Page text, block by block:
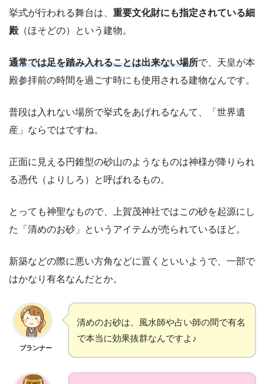
挙式が行われる舞台は、 重要文化財にも指定されている細
殿（ほそどの）という建物。
通常では足を踏み入れることは出来ない場所で、天皇が本
殿参拝前の時間を過ごす時にも使用される建物なんです。
普段は入れない場所で挙式をあげれるなんて、「世界遺
産」ならではですね。
正面に見える円錐型の砂山のようなものは神様が降りられ
る憑代（よりしろ）と呼ばれるもの。
とっても神聖なもので、上賀茂神社ではこの砂を起源にし
た「清めのお砂」というアイテムが売られているほど。
新築などの際に悪い方角などに置くといいようで、一部で
はかなり有名なんだとか。
プランナー
清めのお砂は、風水師や占い師の間で有名
で本当に効果抜群なんですよ♪